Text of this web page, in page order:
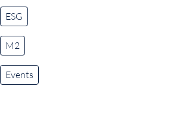
ESG
M2
Events